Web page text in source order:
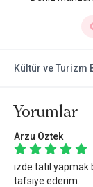
Kültür ve Turizm
Yorumlar
Arzu Öztek
izde tatil yapmak
tafsiye ederim.